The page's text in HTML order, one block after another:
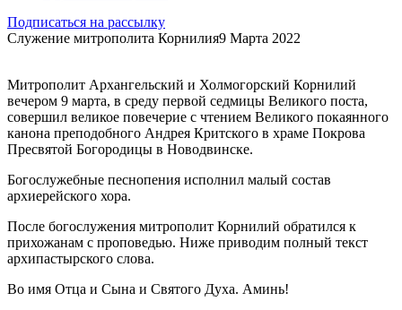
Подписаться на рассылку
Служение митрополита Корнилия9 Марта 2022
Митрополит Архангельский и Холмогорский Корнилий
вечером 9 марта, в среду первой седмицы Великого поста,
совершил великое повечерие с чтением Великого покаянного
канона преподобного Андрея Критского в храме Покрова
Пресвятой Богородицы в Новодвинске.
Богослужебные песнопения исполнил малый состав
архиерейского хора.
После богослужения митрополит Корнилий обратился к
прихожанам с проповедью. Ниже приводим полный текст
архипастырского слова.
Во имя Отца и Сына и Святого Духа. Аминь!